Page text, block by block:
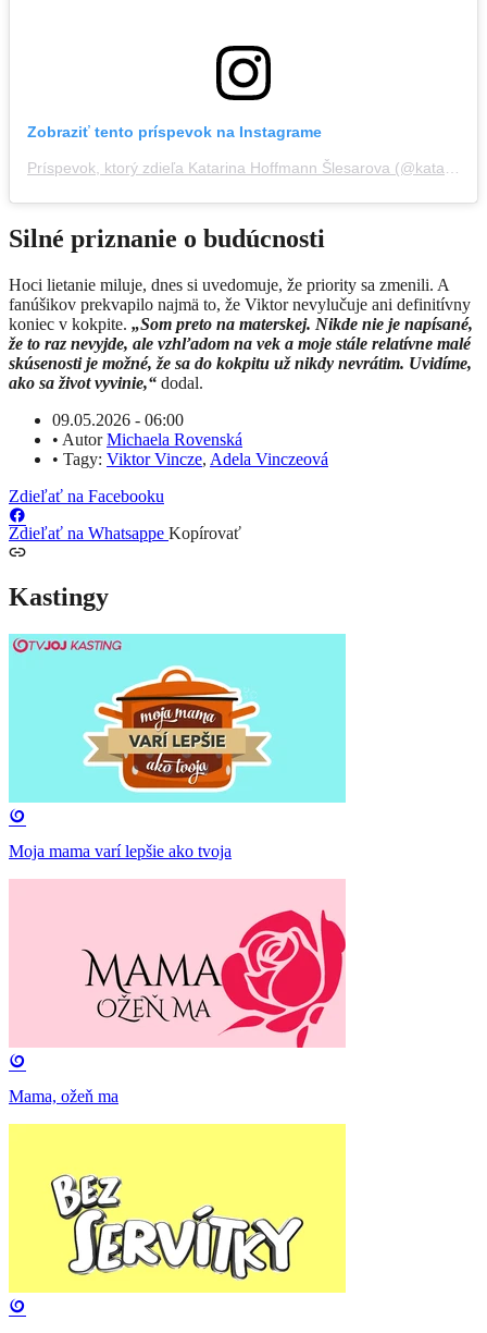
Zobraziť tento príspevok na Instagrame
Príspevok, ktorý zdieľa Katarina Hoffmann Šlesarova (@katarinaslesar)
Silné priznanie o budúcnosti
Hoci lietanie miluje, dnes si uvedomuje, že priority sa zmenili. A
fanúšikov prekvapilo najmä to, že Viktor nevylučuje ani definitívny
koniec v kokpite. „Som preto na materskej. Nikde nie je napísané,
že to raz nevyjde, ale vzhľadom na vek a moje stále relatívne malé
skúsenosti je možné, že sa do kokpitu už nikdy nevrátim. Uvidíme,
ako sa život vyvinie,“ dodal.
09.05.2026 - 06:00
• AutorMichaela Rovenská
• Tagy: Viktor Vincze, Adela Vinczeová
Zdieľať na Facebooku
Zdieľať na Whatsappe Kopírovať
Kastingy
Moja mama varí lepšie ako tvoja
Mama, ožeň ma